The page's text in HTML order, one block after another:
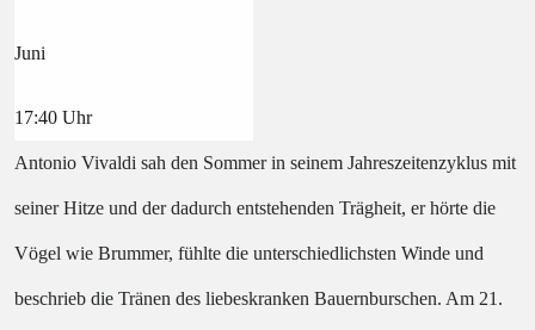
Juni
17:40 Uhr
Antonio Vivaldi sah den Sommer in seinem Jahreszeitenzyklus mit
seiner Hitze und der dadurch entstehenden Trägheit, er hörte die
Vögel wie Brummer, fühlte die unterschiedlichsten Winde und
beschrieb die Tränen des liebeskranken Bauernburschen. Am 21.